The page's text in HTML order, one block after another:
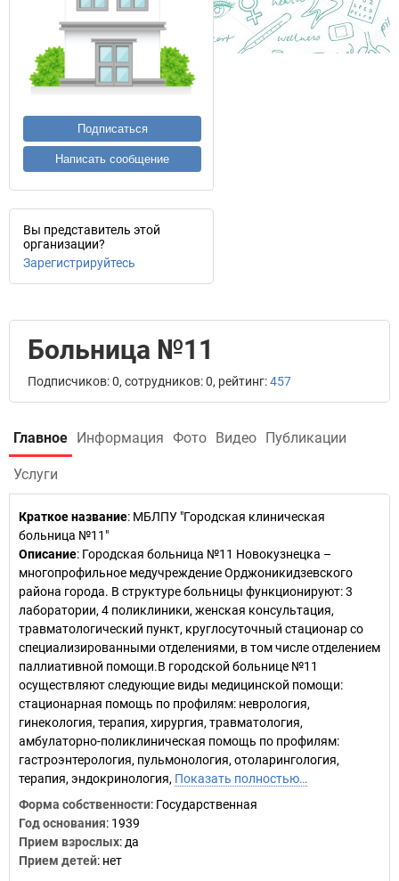
Подписаться
Написать сообщение
Вы представитель этой
организации?
Зарегистрируйтесь
Больница №11
Подписчиков: 0, сотрудников: 0, рейтинг:457
Главное Информация Фото Видео Публикации
Услуги
Краткое название: МБЛПУ "Городская клиническая
больница №11"
Описание: Городская больница №11 Новокузнецка –
многопрофильное медучреждение Орджоникидзевского
района города. В структуре больницы функционируют: 3
лаборатории, 4 поликлиники, женская консультация,
травматологический пункт, круглосуточный стационар со
специализированными отделениями, в том числе отделением
паллиативной помощи.В городской больнице №11
осуществляют следующие виды медицинской помощи:
стационарная помощь по профилям: неврология,
гинекология, терапия, хирургия, травматология,
амбулаторно-поликлиническая помощь по профилям:
гастроэнтерология, пульмонология, отоларингология,
терапия, эндокринология, Показать полностью…
Форма собственности: Государственная
Год основания: 1939
Прием взрослых: да
Прием детей: нет